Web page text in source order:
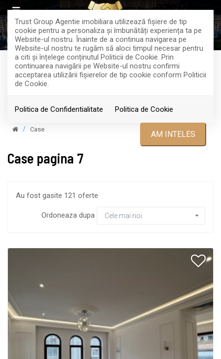
Trust Group Agentie imobiliara utilizează fişiere de tip
cookie pentru a personaliza și îmbunătăți experiența ta pe
Website-ul nostru. Înainte de a continua navigarea pe
Website-ul nostru te rugăm să aloci timpul necesar pentru
a citi și înțelege conținutul Politicii de Cookie. Prin
continuarea navigării pe Website-ul nostru confirmi
acceptarea utilizării fişierelor de tip cookie conform Politicii
de Cookie.
Politica de Confidentialitate Politica de Cookie
AM INTELES
Case
Case pagina 7
Au fost gasite 121 oferte
Ordoneaza dupa Cele mai noi